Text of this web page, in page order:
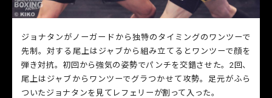
ジョナタンがノーガードから独特のタイミングのワンツーで
先制。対する尾上はジャブから組み立てるとワンツーで顔を
弾き対抗。初回から強気の姿勢でパンチを交錯させた。2回、
尾上はジャブからワンツーでグラつかせて攻勢。足元がふら
ついたジョナタンを見てレフェリーが割って入った。